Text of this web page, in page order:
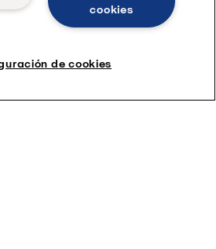
cookies
de cookies